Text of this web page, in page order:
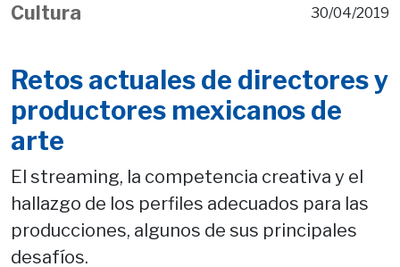
Cultura 30/04/2019
Retos actuales de directores y
productores mexicanos de
arte
El streaming, la competencia creativa y el
hallazgo de los perfiles adecuados para las
producciones, algunos de sus principales
desafíos.